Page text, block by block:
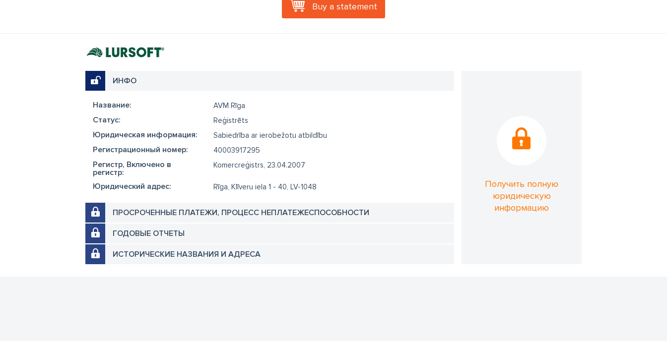
Buy a statement
ИНФО
Название: AVM Rīga
Cтатус: Reģistrēts
Юридическая информация: Sabiedrība ar ierobežotu atbildību
Регистрационный номер: 40003917295
Регистр, Включено в
регистр:
Komercreģistrs, 23.04.2007
Юридический адрес: Rīga, Klīveru iela 1 - 40, LV-1048
ПРОСРОЧЕННЫЕ ПЛАТЕЖИ, ПРОЦЕСС НЕПЛАТЕЖЕСПОСОБНОСТИ
ГОДОВЫЕ ОТЧЕТЫ
ИСТОРИЧЕСКИЕ НАЗВАНИЯ И АДРЕСА
Получить полную
юридическую
информацию